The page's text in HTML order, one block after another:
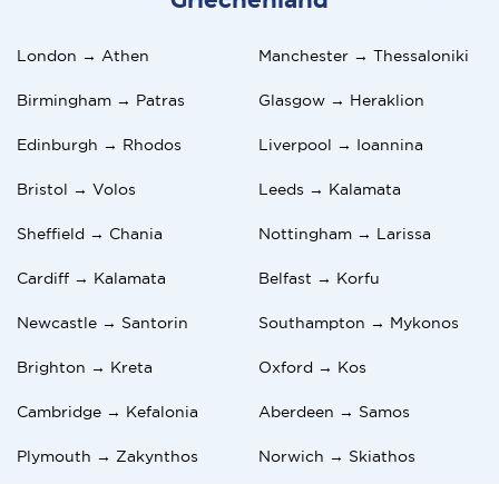
London → Athen Manchester → Thessaloniki
Birmingham → Patras Glasgow → Heraklion
Edinburgh → Rhodos Liverpool → Ioannina
Bristol → Volos Leeds → Kalamata
Sheffield → Chania Nottingham → Larissa
Cardiff → Kalamata Belfast → Korfu
Newcastle → Santorin Southampton → Mykonos
Brighton → Kreta Oxford → Kos
Cambridge → Kefalonia Aberdeen → Samos
Plymouth → Zakynthos Norwich → Skiathos